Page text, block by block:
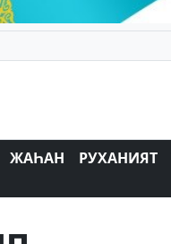
ЖАҺАН РУХАНИЯТ